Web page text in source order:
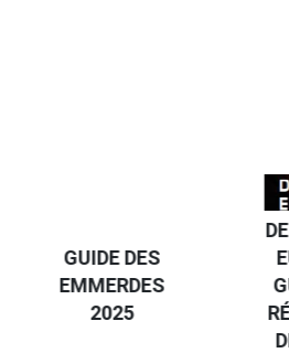
GUIDE DES
EMMERDES
2025